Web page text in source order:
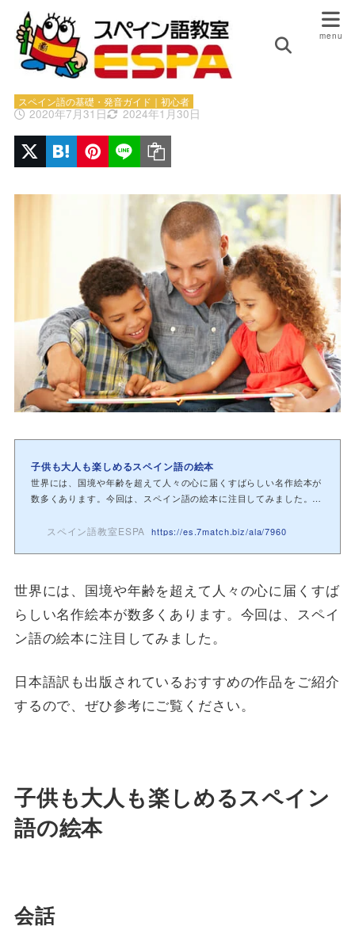
HOME
子供も大人も楽しめるスペイン語
の絵本
2020年7月31日 2024年1月30日
スペイン語の基礎・発音ガイド｜初心者
子供も大人も楽しめるスペイン語の絵本
世界には、国境や年齢を超えて人々の心に届くすばらしい名作絵本が
数多くあります。今回は、スペイン語の絵本に注目してみました。日
スペイン語教室ESPA https://es.7match.biz/ala/7960
世界には、国境や年齢を超えて人々の心に届くすば
らしい名作絵本が数多くあります。今回は、スペイ
ン語の絵本に注目してみました。
日本語訳も出版されているおすすめの作品をご紹介
するので、ぜひ参考にご覧ください。
子供も大人も楽しめるスペイン
語の絵本
会話